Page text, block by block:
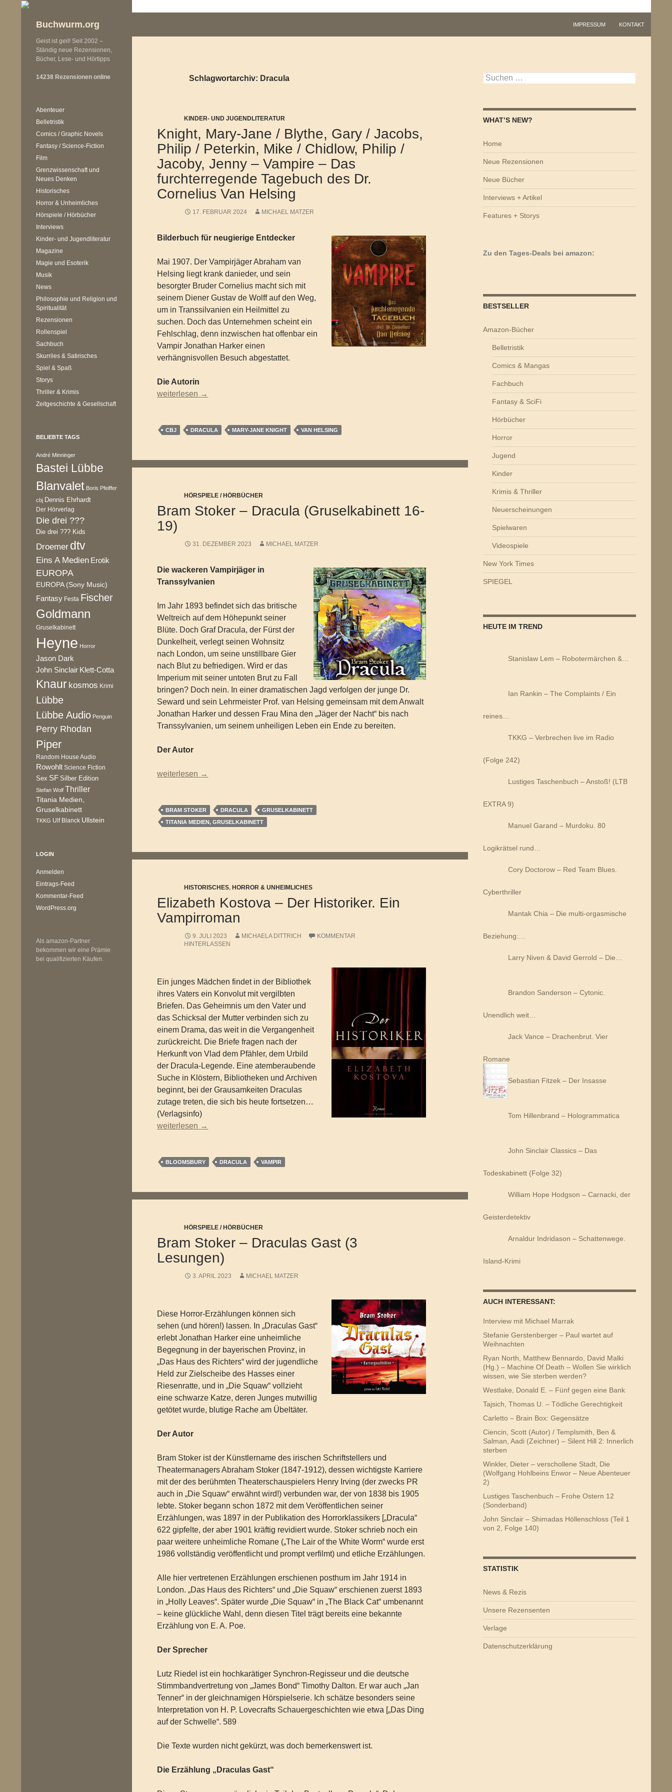
Buchwurm.org IMPRESSUM KONTAKT
Schlagwortarchiv: Dracula
KINDER- UND JUGENDLITERATUR
Knight, Mary-Jane / Blythe, Gary / Jacobs,
Philip / Peterkin, Mike / Chidlow, Philip /
Jacoby, Jenny – Vampire – Das
furchterregende Tagebuch des Dr.
Cornelius Van Helsing
17. FEBRUAR 2024 MICHAEL MATZER
Bilderbuch für neugierige Entdecker
Mai 1907. Der Vampirjäger Abraham van
Helsing liegt krank danieder, und sein
besorgter Bruder Cornelius macht sich mit
seinem Diener Gustav de Wolff auf den Weg,
um in Transsilvanien ein Heilmittel zu
suchen. Doch das Unternehmen scheint ein
Fehlschlag, denn inzwischen hat offenbar ein
Vampir Jonathan Harker einen
verhängnisvollen Besuch abgestattet.
Die Autorin
Knight, Mary-Jane / Blythe, Gary / Jacobs, Philip / Peterkin, Mike / Chidlow, Philip / Jacoby, Jenny – Vampire – Das furchterregende Tagebuch
weiterlesen →
CBJ DRACULA MARY-JANE KNIGHT VAN HELSING
HÖRSPIELE / HÖRBÜCHER
Bram Stoker – Dracula (Gruselkabinett 16-
19)
31. DEZEMBER 2023 MICHAEL MATZER
Die wackeren Vampirjäger in
Transsylvanien
Im Jahr 1893 befindet sich das britische
Weltreich auf dem Höhepunkt seiner
Blüte. Doch Graf Dracula, der Fürst der
Dunkelheit, verlegt seinen Wohnsitz
nach London, um seine unstillbare Gier
nach Blut zu befriedigen. Wird er das
Imperium mit seiner untoten Brut zu Fall
bringen? Doch nein. In einer dramatischen Jagd verfolgen der junge Dr.
Seward und sein Lehrmeister Prof. van Helsing gemeinsam mit dem Anwalt
Jonathan Harker und dessen Frau Mina den „Jäger der Nacht“ bis nach
Transsylvanien, um seinem unheiligen Leben ein Ende zu bereiten.
Der Autor
Bram Stoker – Dracula (Gruselkabinett 16-19)
weiterlesen →
BRAM STOKER DRACULA
GRUSELKABINETT
TITANIA MEDIEN, GRUSELKABINETT
HISTORISCHES,HORROR & UNHEIMLICHES
Elizabeth Kostova – Der Historiker. Ein
Vampirroman
9. JULI 2023 MICHAELA DITTRICH
KOMMENTAR
HINTERLASSEN
Ein junges Mädchen findet in der Bibliothek
ihres Vaters ein Konvolut mit vergilbten
Briefen. Das Geheimnis um den Vater und
das Schicksal der Mutter verbinden sich zu
einem Drama, das weit in die Vergangenheit
zurückreicht. Die Briefe fragen nach der
Herkunft von Vlad dem Pfähler, dem Urbild
der Dracula-Legende. Eine atemberaubende
Suche in Klöstern, Bibliotheken und Archiven
beginnt, bei der Grausamkeiten Draculas
zutage treten, die sich bis heute fortsetzen…
(Verlagsinfo)
Elizabeth Kostova – Der Historiker. Ein Vampirroman
weiterlesen →
BLOOMSBURY DRACULA VAMPIR
HÖRSPIELE / HÖRBÜCHER
Bram Stoker – Draculas Gast (3
Lesungen)
3. APRIL 2023 MICHAEL MATZER
Diese Horror-Erzählungen können sich
sehen (und hören!) lassen. In „Draculas Gast“
erlebt Jonathan Harker eine unheimliche
Begegnung in der bayerischen Provinz, in
„Das Haus des Richters“ wird der jugendliche
Held zur Zielscheibe des Hasses einer
Riesenratte, und in „Die Squaw“ vollzieht
eine schwarze Katze, deren Junges mutwillig
getötet wurde, blutige Rache am Übeltäter.
Der Autor
Bram Stoker ist der Künstlername des irischen Schriftstellers und
Theatermanagers Abraham Stoker (1847-1912), dessen wichtigste Karriere
mit der des berühmten Theaterschauspielers Henry Irving (der zwecks PR
auch in „Die Squaw“ erwähnt wird!) verbunden war, der von 1838 bis 1905
lebte. Stoker begann schon 1872 mit dem Veröffentlichen seiner
Erzählungen, was 1897 in der Publikation des Horrorklassikers [„Dracula“
622 gipfelte, der aber 1901 kräftig revidiert wurde. Stoker schrieb noch ein
paar weitere unheimliche Romane („The Lair of the White Worm“ wurde erst
1986 vollständig veröffentlicht und prompt verfilmt) und etliche Erzählungen.
Alle hier vertretenen Erzählungen erschienen posthum im Jahr 1914 in
London. „Das Haus des Richters“ und „Die Squaw“ erschienen zuerst 1893
in „Holly Leaves“. Später wurde „Die Squaw“ in „The Black Cat“ umbenannt
– keine glückliche Wahl, denn diesen Titel trägt bereits eine bekannte
Erzählung von E. A. Poe.
Der Sprecher
Lutz Riedel ist ein hochkarätiger Synchron-Regisseur und die deutsche
Stimmbandvertretung von „James Bond“ Timothy Dalton. Er war auch „Jan
Tenner“ in der gleichnamigen Hörspielserie. Ich schätze besonders seine
Interpretation von H. P. Lovecrafts Schauergeschichten wie etwa [„Das Ding
auf der Schwelle“. 589
Die Texte wurden nicht gekürzt, was doch bemerkenswert ist.
Die Erzählung „Draculas Gast“
Suchen
nach:
WHAT’S NEW?
Home
Neue Rezensionen
Neue Bücher
Interviews + Artikel
Features + Storys
Zu den Tages-Deals bei amazon:
BESTSELLER
Amazon-Bücher
Belletristik
Comics & Mangas
Fachbuch
Fantasy & SciFi
Hörbücher
Horror
Jugend
Kinder
Krimis & Thriller
Neuerscheinungen
Spielwaren
Videospiele
New York Times
SPIEGEL
HEUTE IM TREND
Stanislaw Lem – Robotermärchen &…
Ian Rankin – The Complaints / Ein
reines…
TKKG – Verbrechen live im Radio
(Folge 242)
Lustiges Taschenbuch – Anstoß! (LTB
EXTRA 9)
Manuel Garand – Murdoku. 80
Logikrätsel rund…
Cory Doctorow – Red Team Blues.
Cyberthriller
Mantak Chia – Die multi-orgasmische
Beziehung:…
Larry Niven & David Gerrold – Die…
Brandon Sanderson – Cytonic.
Unendlich weit…
Jack Vance – Drachenbrut. Vier
Romane
Sebastian Fitzek – Der Insasse
Tom Hillenbrand – Hologrammatica
John Sinclair Classics – Das
Todeskabinett (Folge 32)
William Hope Hodgson – Carnacki, der
Geisterdetektiv
Arnaldur Indridason – Schattenwege.
Island-Krimi
AUCH INTERESSANT:
Interview mit Michael Marrak
Stefanie Gerstenberger – Paul wartet auf
Weihnachten
Ryan North, Matthew Bennardo, David Malki
(Hg.) – Machine Of Death – Wollen Sie wirklich
wissen, wie Sie sterben werden?
Westlake, Donald E. – Fünf gegen eine Bank
Tajsich, Thomas U. – Tödliche Gerechtigkeit
Carletto – Brain Box: Gegensätze
Ciencin, Scott (Autor) / Templsmith, Ben &
Salman, Aadi (Zeichner) – Silent Hill 2: Innerlich
sterben
Winkler, Dieter – verschollene Stadt, Die
(Wolfgang Hohlbeins Enwor – Neue Abenteuer
2)
Lustiges Taschenbuch – Frohe Ostern 12
(Sonderband)
John Sinclair – Shimadas Höllenschloss (Teil 1
von 2, Folge 140)
STATISTIK
News & Rezis
Unsere Rezensenten
Verlage
Datenschutzerklärung
Geist ist geil! Seit 2002 –
Ständig neue Rezensionen,
Bücher, Lese- und Hörtipps
14238 Rezensionen online
Abenteuer
Belletristik
Comics / Graphic Novels
Fantasy / Science-Fiction
Film
Grenzwissenschaft und
Neues Denken
Historisches
Horror & Unheimliches
Hörspiele / Hörbücher
Interviews
Kinder- und Jugendliteratur
Magazine
Magie und Esoterik
Musik
News
Philosophie und Religion und
Spiritualität
Rezensionen
Rollenspiel
Sachbuch
Skurriles & Satirisches
Spiel & Spaß
Storys
Thriller & Krimis
Zeitgeschichte & Gesellschaft
BELIEBTE TAGS
André Minninger
Bastei Lübbe
Blanvalet Boris Pfeiffer
cbj Dennis Ehrhardt
Der Hörverlag
Die drei ???
Die drei ??? Kids
Droemer dtv
Eins A Medien Erotik
EUROPA
EUROPA (Sony Music)
Fantasy Festa Fischer
Goldmann
Gruselkabinett
Heyne Horror
Jason Dark
John Sinclair Klett-Cotta
Knaur kosmos Krimi
Lübbe
Lübbe Audio Penguin
Perry Rhodan
Piper
Random House Audio
Rowohlt Science Fiction
Sex SF Silber Edition
Stefan Wolf Thriller
Titania Medien,
Gruselkabinett
TKKG Ulf Blanck Ullstein
LOGIN
Anmelden
Eintrags-Feed
Kommentar-Feed
WordPress.org
Als amazon-Partner
bekommen wir eine Prämie
bei qualifizierten Käufen.